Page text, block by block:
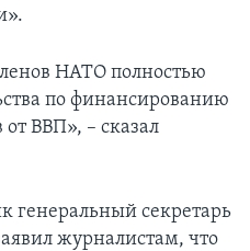
НАТО полностью
по финансированию
ВВП», – сказал
генеральный секретарь
журналистам, что